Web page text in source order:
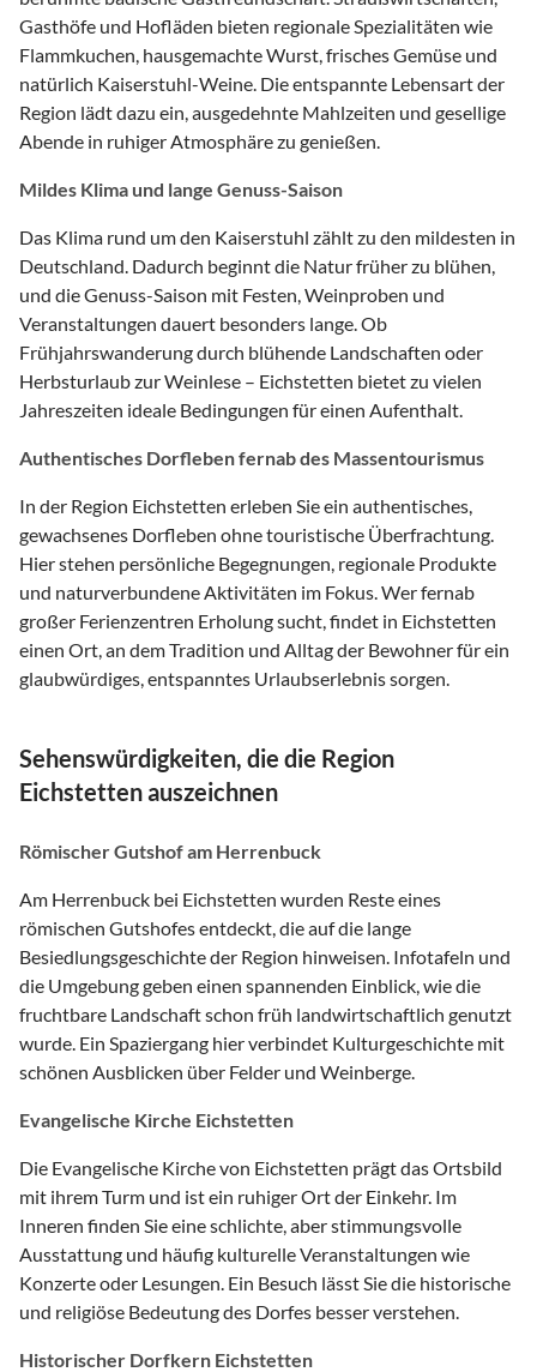
Gasthöfe und Hofläden bieten regionale Spezialitäten wie
Flammkuchen, hausgemachte Wurst, frisches Gemüse und
natürlich Kaiserstuhl-Weine. Die entspannte Lebensart der
Region lädt dazu ein, ausgedehnte Mahlzeiten und gesellige
Abende in ruhiger Atmosphäre zu genießen.
Mildes Klima und lange Genuss-Saison
Das Klima rund um den Kaiserstuhl zählt zu den mildesten in
Deutschland. Dadurch beginnt die Natur früher zu blühen,
und die Genuss-Saison mit Festen, Weinproben und
Veranstaltungen dauert besonders lange. Ob
Frühjahrswanderung durch blühende Landschaften oder
Herbsturlaub zur Weinlese – Eichstetten bietet zu vielen
Jahreszeiten ideale Bedingungen für einen Aufenthalt.
Authentisches Dorfleben fernab des Massentourismus
In der Region Eichstetten erleben Sie ein authentisches,
gewachsenes Dorfleben ohne touristische Überfrachtung.
Hier stehen persönliche Begegnungen, regionale Produkte
und naturverbundene Aktivitäten im Fokus. Wer fernab
großer Ferienzentren Erholung sucht, findet in Eichstetten
einen Ort, an dem Tradition und Alltag der Bewohner für ein
glaubwürdiges, entspanntes Urlaubserlebnis sorgen.
Sehenswürdigkeiten, die die Region
Eichstetten auszeichnen
Römischer Gutshof am Herrenbuck
Am Herrenbuck bei Eichstetten wurden Reste eines
römischen Gutshofes entdeckt, die auf die lange
Besiedlungsgeschichte der Region hinweisen. Infotafeln und
die Umgebung geben einen spannenden Einblick, wie die
fruchtbare Landschaft schon früh landwirtschaftlich genutzt
wurde. Ein Spaziergang hier verbindet Kulturgeschichte mit
schönen Ausblicken über Felder und Weinberge.
Evangelische Kirche Eichstetten
Die Evangelische Kirche von Eichstetten prägt das Ortsbild
mit ihrem Turm und ist ein ruhiger Ort der Einkehr. Im
Inneren finden Sie eine schlichte, aber stimmungsvolle
Ausstattung und häufig kulturelle Veranstaltungen wie
Konzerte oder Lesungen. Ein Besuch lässt Sie die historische
und religiöse Bedeutung des Dorfes besser verstehen.
Historischer Dorfkern Eichstetten